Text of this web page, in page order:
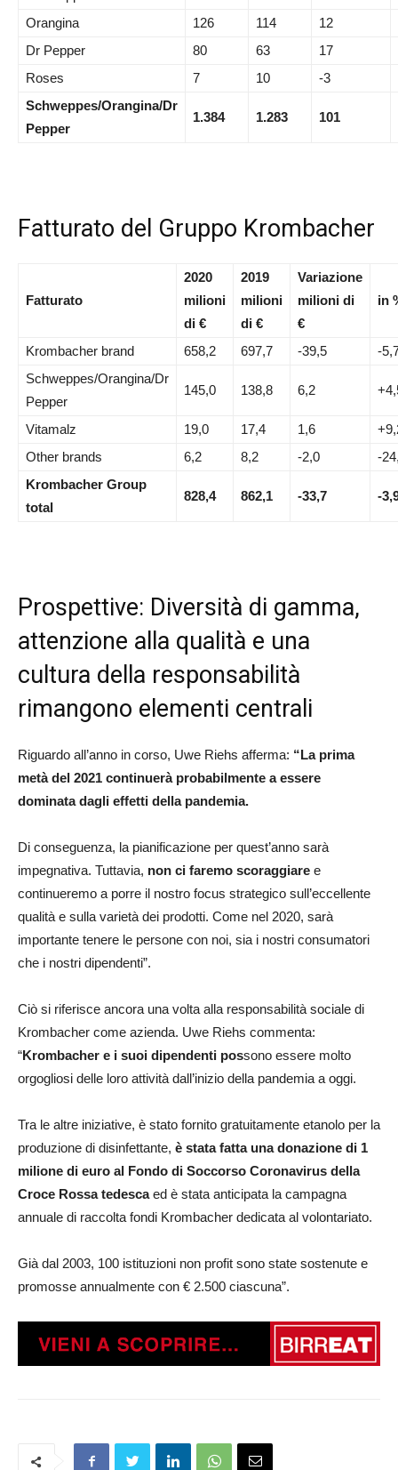
Orangina
126 114
12
Dr Pepper
80 63
17
Roses
7 10
-3
Schweppes/Orangina/Dr
Pepper
1.384 1.283 101
Fatturato del Gruppo Krombacher
Fatturato
2020
milioni
di €
2019
milioni
di €
Variazione
milioni di
€
in
Krombacher brand 658,2 697,7 -39,5
-
Schweppes/Orangina/Dr
Pepper
145,0 138,8 6,2
Vitamalz 19,0 17,4 1,6
Other brands
6,2 8,2 -2,0
-
Krombacher Group
total
828,4 862,1 -33,7 -
Prospettive: Diversità di gamma,
attenzione alla qualità e una
cultura della responsabilità
rimangono elementi centrali
Riguardo all’anno in corso, Uwe Riehs afferma: “La prima
metà del 2021 continuerà probabilmente a essere
dominata dagli effetti della pandemia.
Di conseguenza, la pianificazione per quest’anno sarà
impegnativa. Tuttavia, non ci faremo scoraggiare e
continueremo a porre il nostro focus strategico sull’eccellente
qualità e sulla varietà dei prodotti. Come nel 2020, sarà
importante tenere le persone con noi, sia i nostri consumatori
che i nostri dipendenti”.
Ciò si riferisce ancora una volta alla responsabilità sociale di
Krombacher come azienda. Uwe Riehs commenta:
“Krombacher e i suoi dipendenti possono essere molto
orgogliosi delle loro attività dall’inizio della pandemia a oggi.
Tra le altre iniziative, è stato fornito gratuitamente etanolo per la
produzione di disinfettante, è stata fatta una donazione di 1
milione di euro al Fondo di Soccorso Coronavirus della
Croce Rossa tedescaed è stata anticipata la campagna
annuale di raccolta fondi Krombacher dedicata al volontariato.
Già dal 2003, 100 istituzioni non profit sono state sostenute e
promosse annualmente con € 2.500 ciascuna”.